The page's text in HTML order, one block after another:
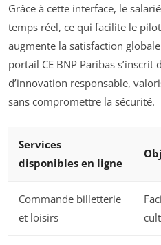
Grâce à cette interface, le
temps réel, ce qui facilite le
augmente la satisfaction
portail CE BNP Paribas s’inscrit
d’innovation responsable,
sans compromettre la sécurité.
Services
disponibles en ligne
Commande billetterie
et loisirs